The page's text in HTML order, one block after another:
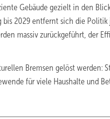
Gebäude gezielt in den
2029 entfernt sich die
massiv zurückgeführt, der
Bremsen gelöst werden:
für viele Haushalte und